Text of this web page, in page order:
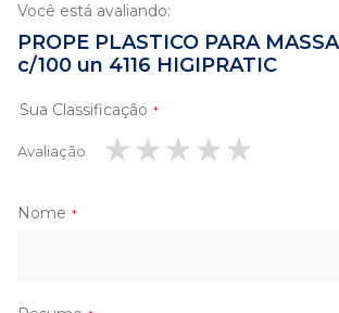
Você está avaliando:
PROPE PLASTICO PARA
c/100 un 4116 HIGIPRATIC
Sua Classificação
Avaliação
Nome